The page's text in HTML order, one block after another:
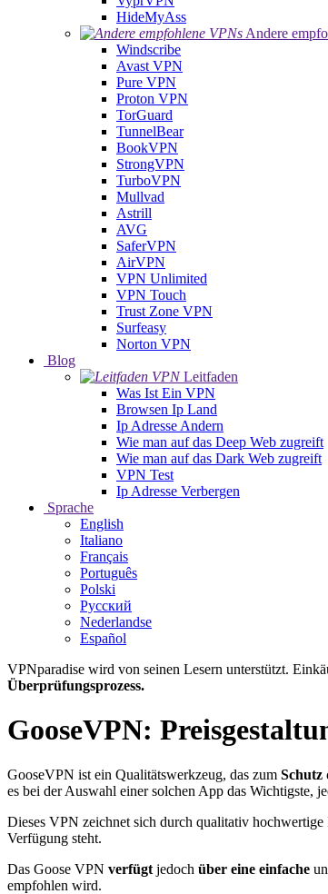
HideMyAss
Andere
Windscribe
Avast VPN
Pure VPN
Proton VPN
TorGuard
TunnelBear
BookVPN
StrongVPN
TurboVPN
Mullvad
Astrill
AVG
SaferVPN
AirVPN
VPN Unlimited
VPN Touch
Trust Zone VPN
Surfeasy
Norton VPN
Blog
Leitfaden
Was Ist Ein VPN
Browsen Ip Land
Ip Adresse Andern
Wie man auf das Deep Web zugreift
Wie man auf das Dark Web zugreift
VPN Test
Ip Adresse Verbergen
Sprache
English
Italiano
Français
Português
Polski
Русский
Nederlandse
Español
VPNparadise wird von seinen Lesern unterstützt.
Überprüfungsprozess.
GooseVPN:
GooseVPN ist ein Qualitätswerkzeug, das zum Schutz
es bei der Auswahl einer solchen App das Wichtigste,
Dieses VPN zeichnet sich durch qualitativ
Verfügung steht.
Das Goose VPN verfügt jedoch über eine einfache
empfohlen wird.